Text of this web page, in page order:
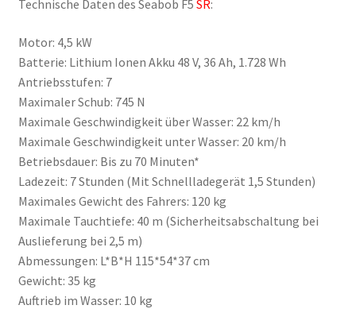
Technische Daten des Seabob F5 SR:
Motor: 4,5 kW
Batterie: Lithium Ionen Akku 48 V, 36 Ah, 1.728 Wh
Antriebsstufen: 7
Maximaler Schub: 745 N
Maximale Geschwindigkeit über Wasser: 22 km/h
Maximale Geschwindigkeit unter Wasser: 20 km/h
Betriebsdauer: Bis zu 70 Minuten*
Ladezeit: 7 Stunden (Mit Schnellladegerät 1,5 Stunden)
Maximales Gewicht des Fahrers: 120 kg
Maximale Tauchtiefe: 40 m (Sicherheitsabschaltung bei
Auslieferung bei 2,5 m)
Abmessungen: L*B*H 115*54*37 cm
Gewicht: 35 kg
Auftrieb im Wasser: 10 kg